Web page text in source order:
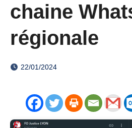
chaine
régionale
22/01/2024